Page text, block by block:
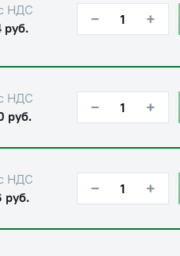
НДС
руб.
− +
НДС
руб.
− +
НДС
руб.
− +